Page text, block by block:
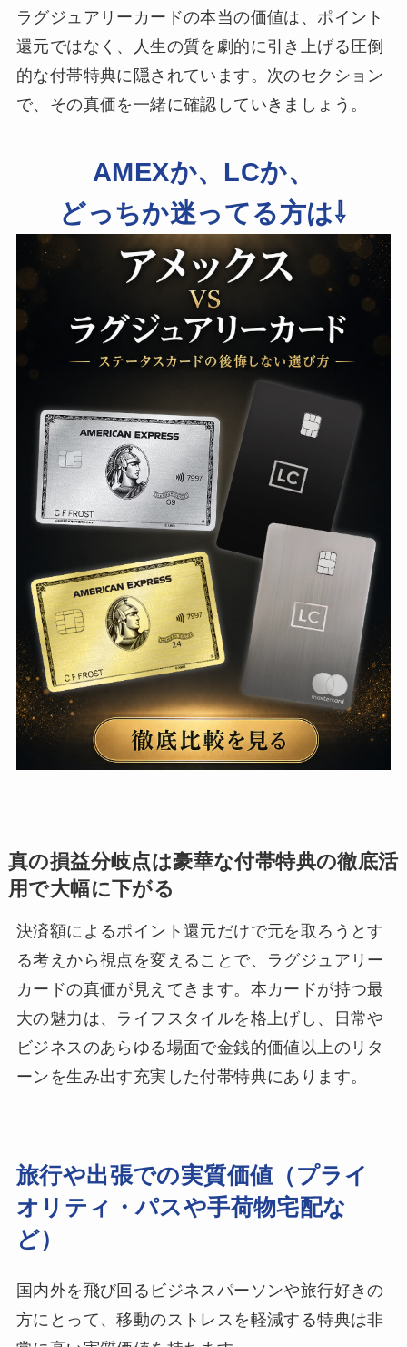
ラグジュアリーカードの本当の価値は、ポイント
還元ではなく、人生の質を劇的に引き上げる圧倒
的な付帯特典に隠されています。次のセクション
で、その真価を一緒に確認していきましょう。
AMEXか、LCか、
どっちか迷ってる方は⇩
真の損益分岐点は豪華な付帯特典の徹底活
用で大幅に下がる
決済額によるポイント還元だけで元を取ろうとす
る考えから視点を変えることで、ラグジュアリー
カードの真価が見えてきます。本カードが持つ最
大の魅力は、ライフスタイルを格上げし、日常や
ビジネスのあらゆる場面で金銭的価値以上のリタ
ーンを生み出す充実した付帯特典にあります。
旅行や出張での実質価値（プライ
オリティ・パスや手荷物宅配な
ど）
国内外を飛び回るビジネスパーソンや旅行好きの
方にとって、移動のストレスを軽減する特典は非